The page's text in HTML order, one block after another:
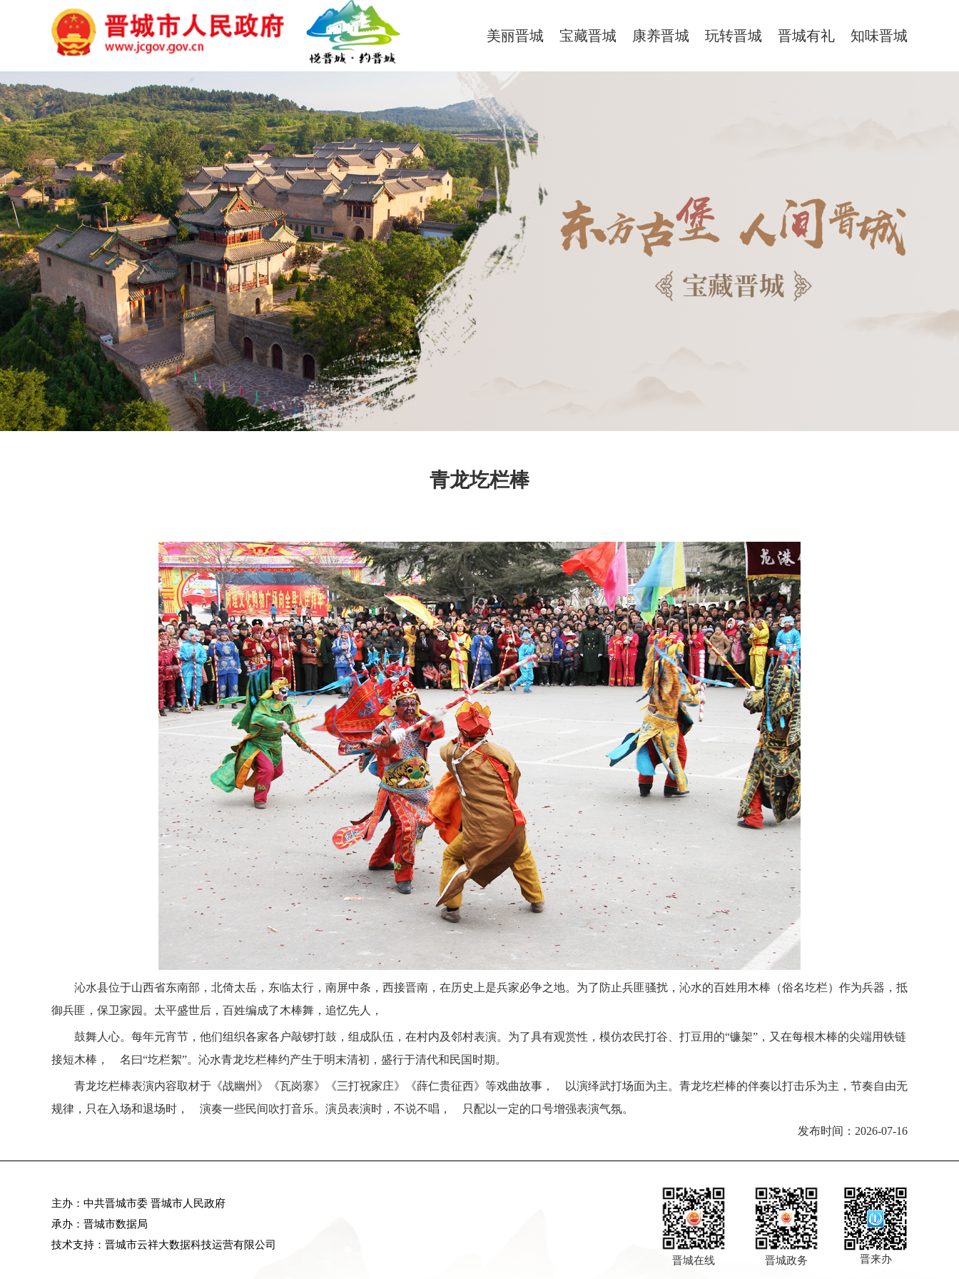
美丽晋城 宝藏晋城 康养晋城 玩转晋城 晋城有礼 知味晋城
青龙圪栏棒
沁水县位于山西省东南部，北倚太岳，东临太行，南屏中条，西接晋南，在历史上是兵家必争之地。为了防止兵匪骚扰，沁水的百姓用木棒（俗名圪栏）作为兵器，抵
御兵匪，保卫家园。太平盛世后，百姓编成了木棒舞，追忆先人，
鼓舞人心。每年元宵节，他们组织各家各户敲锣打鼓，组成队伍，在村内及邻村表演。为了具有观赏性，模仿农民打谷、打豆用的“镰架”，又在每根木棒的尖端用铁链
接短木棒， 名曰“圪栏絮”。沁水青龙圪栏棒约产生于明末清初，盛行于清代和民国时期。
青龙圪栏棒表演内容取材于《战幽州》《瓦岗寨》《三打祝家庄》《薛仁贵征西》等戏曲故事， 以演绎武打场面为主。青龙圪栏棒的伴奏以打击乐为主，节奏自由无
规律，只在入场和退场时， 演奏一些民间吹打音乐。演员表演时，不说不唱， 只配以一定的口号增强表演气氛。
发布时间：2026-07-16
主办：中共晋城市委 晋城市人民政府
承办：晋城市数据局
技术支持：晋城市云祥大数据科技运营有限公司
晋来办
晋城政务
晋城在线